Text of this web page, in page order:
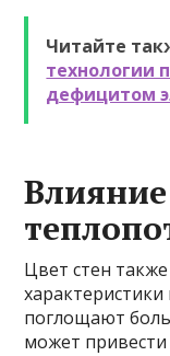
Читайте
технологии
дефицитом
Цвет стен
поглощают
может